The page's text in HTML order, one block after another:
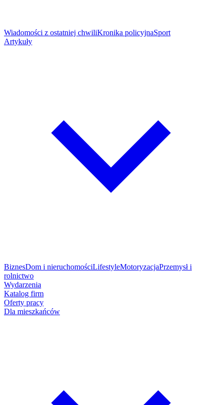
Wiadomości z ostatniej chwiliKronika policyjnaSport
Artykuły
BiznesDom i nieruchomościLifestyleMotoryzacjaPrzemysł i
rolnictwo
Wydarzenia
Katalog firm
Oferty pracy
Dla mieszkańców